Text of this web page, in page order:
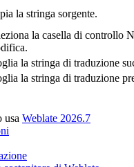
la stringa sorgente.
la casella di controllo
la stringa di traduzione
la stringa di traduzione
usa Weblate 2026.7